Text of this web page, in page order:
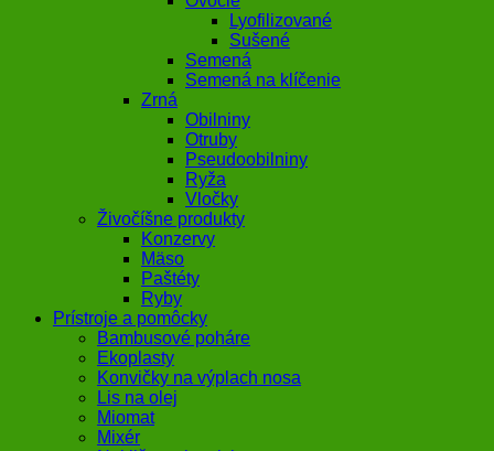
Lyofilizované
Sušené
Semená
Semená na klíčenie
Zrná
Obilniny
Otruby
Pseudoobilniny
Ryža
Vločky
Živočíšne produkty
Konzervy
Mäso
Paštéty
Ryby
Prístroje a pomôcky
Bambusové poháre
Ekoplasty
Konvičky na výplach nosa
Lis na olej
Miomat
Mixér